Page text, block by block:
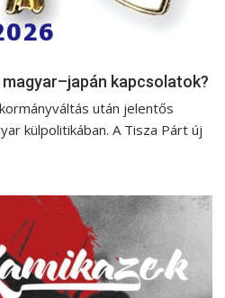
kapcsolatok?
után jelentős
külpolitikában. A Tisza Párt új